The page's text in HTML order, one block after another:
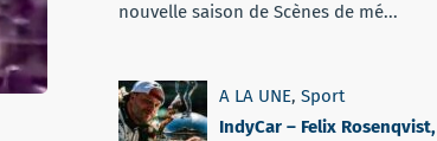
nouvelle saison de Scènes de mé...
A LA UNE, Sport
IndyCar – Felix Rosenqvist,